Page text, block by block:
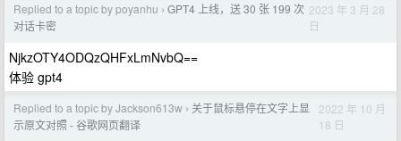
Replied to a topic by poyanhu › GPT4 上线，送 30 张 199 次
对话卡密
2023 年 3 月 28
日
NjkzOTY4ODQzQHFxLmNvbQ==
体验 gpt4
Replied to a topic by Jackson613w › 关于鼠标悬停在文字上显
示原文对照 - 谷歌网页翻译
2022 年 10 月
18 日